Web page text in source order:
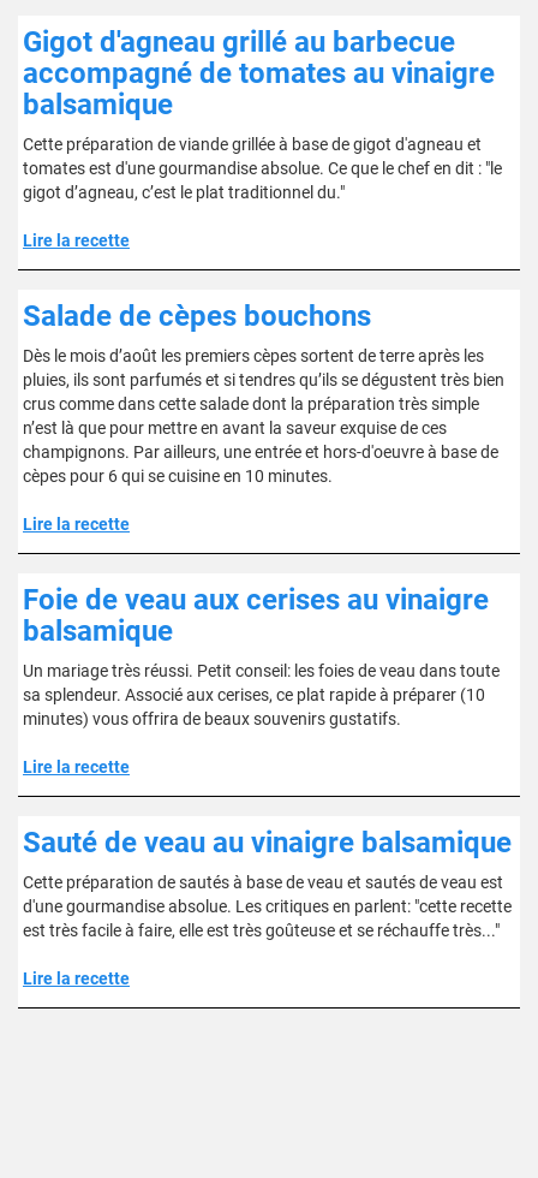
Gigot d'agneau grillé au barbecue
accompagné de tomates au vinaigre
balsamique
Cette préparation de viande grillée à base de gigot d'agneau et
tomates est d'une gourmandise absolue. Ce que le chef en dit : "le
gigot d’agneau, c’est le plat traditionnel du."
Lire la recette
Salade de cèpes bouchons
Dès le mois d’août les premiers cèpes sortent de terre après les
pluies, ils sont parfumés et si tendres qu’ils se dégustent très bien
crus comme dans cette salade dont la préparation très simple
n’est là que pour mettre en avant la saveur exquise de ces
champignons. Par ailleurs, une entrée et hors-d'oeuvre à base de
cèpes pour 6 qui se cuisine en 10 minutes.
Lire la recette
Foie de veau aux cerises au vinaigre
balsamique
Un mariage très réussi. Petit conseil: les foies de veau dans toute
sa splendeur. Associé aux cerises, ce plat rapide à préparer (10
minutes) vous offrira de beaux souvenirs gustatifs.
Lire la recette
Sauté de veau au vinaigre balsamique
Cette préparation de sautés à base de veau et sautés de veau est
d'une gourmandise absolue. Les critiques en parlent: "cette recette
est très facile à faire, elle est très goûteuse et se réchauffe très..."
Lire la recette